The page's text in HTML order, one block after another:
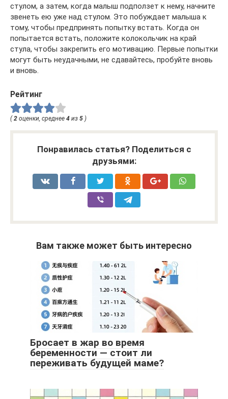
стулом, а затем, когда малыш подползет к нему, начните
звенеть ею уже над стулом. Это побуждает малыша к
тому, чтобы предпринять попытку встать. Когда он
попытается встать, положите колокольчик на край
стула, чтобы закрепить его мотивацию. Первые попытки
могут быть неудачными, не сдавайтесь, пробуйте вновь
и вновь.
Рейтинг
( 2 оценки, среднее 4 из 5 )
Понравилась статья? Поделиться с
друзьями:
Вам также может быть интересно
Бросает в жар во время
беременности — стоит ли
переживать будущей маме?